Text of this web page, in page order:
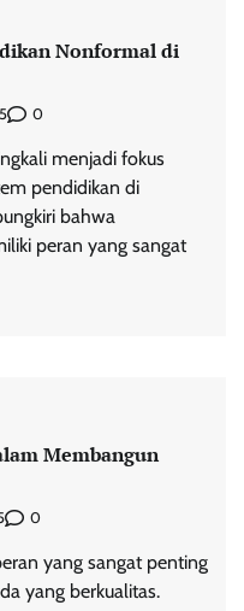
Nonformal di
0
menjadi fokus
pendidikan di
bahwa
peran yang sangat
Membangun
0
yang sangat penting
yang berkualitas.